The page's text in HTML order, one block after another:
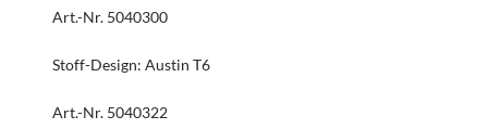
Art.-Nr. 5040300
Stoff-Design: Austin T6
Art.-Nr. 5040322